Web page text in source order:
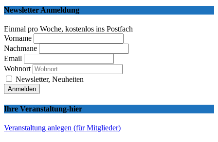
Newsletter Anmeldung
Einmal pro Woche, kostenlos ins Postfach
Vorname
Nachmane
Email
Wohnort
Newsletter, Neuheiten
Ihre Veranstaltung-hier
Veranstaltung anlegen (für Mitglieder)